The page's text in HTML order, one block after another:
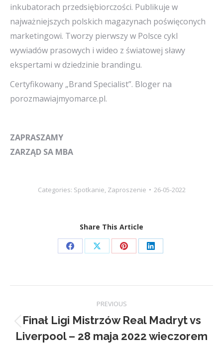
inkubatorach przedsiębiorczości. Publikuje w
najważniejszych polskich magazynach poświęconych
marketingowi. Tworzy pierwszy w Polsce cykl
wywiadów prasowych i wideo z światowej sławy
ekspertami w dziedzinie brandingu.
Certyfikowany „Brand Specialist”. Bloger na
porozmawiajmyomarce.pl.
ZAPRASZAMY
ZARZĄD SA MBA
Categories: Spotkanie, Zaproszenie 26-05-2022
Share This Article
Share
Facebook
Share
X
Share
Pinterest
Share
LinkedIn
navigation
PREVIOUS
Previous
post:
Finał Ligi Mistrzów Real Madryt vs
Liverpool – 28 maja 2022 wieczorem